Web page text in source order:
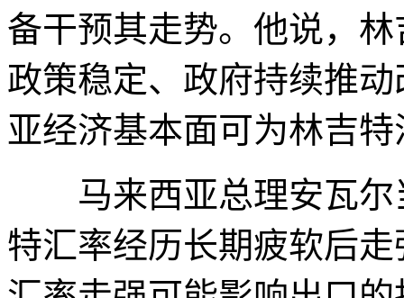
备干预其走势。他说，
政策稳定、政府持续推
亚经济基本面可为林吉
马来西亚总理安瓦尔
特汇率经历长期疲软后